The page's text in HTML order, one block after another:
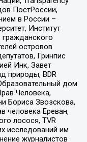
ПостРоссии,
в России –
Институт
гражданского
островов
Гринпис
Инк, Завет
природы, BDR
дом
Человека,
Бориса Звозскова,
человека Ереван,
лосося, TVR
исследований им
журналистов